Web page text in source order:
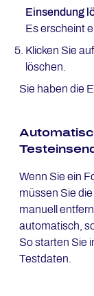
Einsendung
Es erscheint
Klicken Sie auf
löschen.
Sie haben die
Wenn Sie ein
müssen Sie
manuell
automatisch,
So starten Sie
Testdaten.